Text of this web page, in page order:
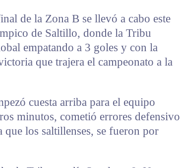
de la Zona B se llevó a cabo este
de Saltillo, donde la Tribu
empatando a 3 goles y con la
que trajera el campeonato a la
cuesta arriba para el equipo
minutos, cometió errores
que los saltillenses, se fueron por